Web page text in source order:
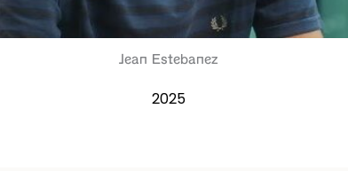
Jean Estebanez
2025